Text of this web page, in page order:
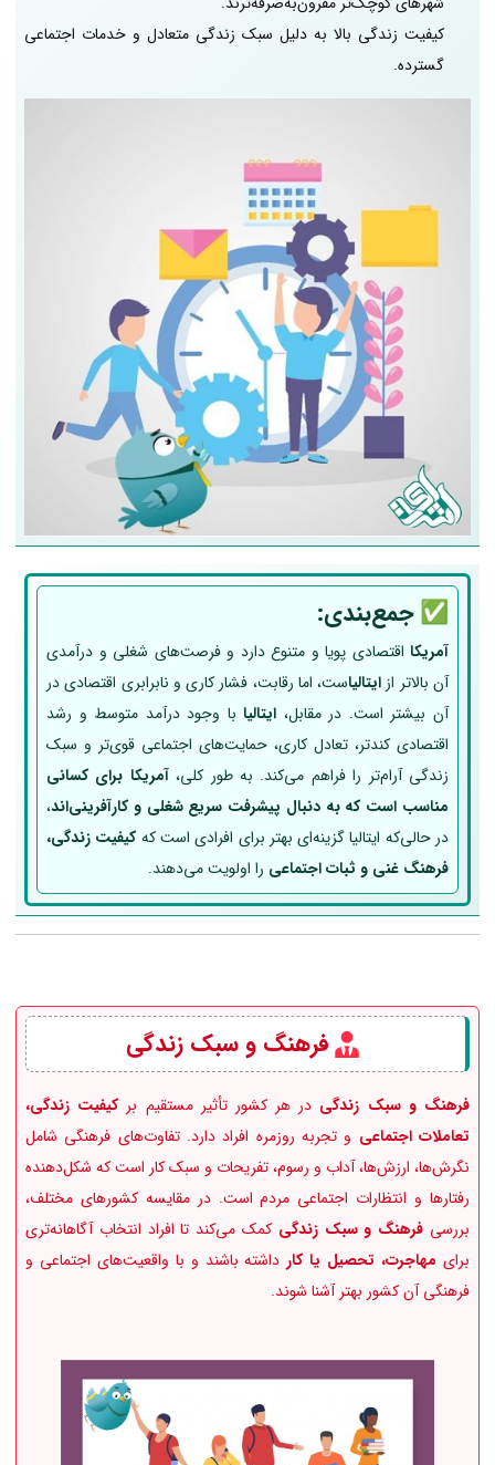
کیفیت زندگی بالا به دلیل سبک زندگی متعادل و خدمات اجتماعی
گسترده.
✅جمع‌بندی:
آمریکا اقتصادی پویا و متنوع دارد و فرصت‌های شغلی و درآمدی
آن بالاتر از ایتالیاست، اما رقابت، فشار کاری و نابرابری اقتصادی در
آن بیشتر است. در مقابل، ایتالیا با وجود درآمد متوسط و رشد
اقتصادی کندتر، تعادل کاری، حمایت‌های اجتماعی قوی‌تر و سبک
زندگی آرام‌تر را فراهم می‌کند. به طور کلی،آمریکا برای کسانی
مناسب است که به دنبال پیشرفت سریع شغلی و کارآفرینی‌اند،
در حالی‌که ایتالیا گزینه‌ای بهتر برای افرادی است کهکیفیت زندگی،
فرهنگ غنی و ثبات اجتماعی را اولویت می‌دهند.
فرهنگ و سبک زندگی
فرهنگ و سبک زندگی در هر کشور تأثیر مستقیم بر کیفیت زندگی،
تعاملات اجتماعی و تجربه روزمره افراد دارد. تفاوت‌های فرهنگی شامل
نگرش‌ها، ارزش‌ها، آداب و رسوم، تفریحات و سبک کار است که شکل‌دهنده
رفتارها و انتظارات اجتماعی مردم است. در مقایسه کشورهای مختلف،
بررسی فرهنگ و سبک زندگی کمک می‌کند تا افراد انتخاب آگاهانه‌تری
برای مهاجرت، تحصیل یا کار داشته باشند و با واقعیت‌های اجتماعی و
فرهنگی آن کشور بهتر آشنا شوند.